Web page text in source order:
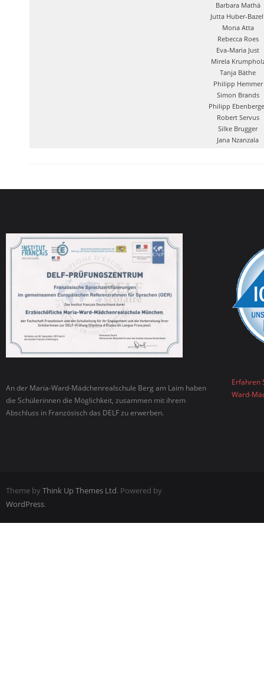
Barbara Mathä
Jutta Huber-
Mona Atta
Rebecca Roes
Eva-Maria Just
Mirela
Tanja Bäthe
Philipp Hemmer
Simon Brands
Philipp
Robert Servus
Silke Brugger
Jana Nzanzala
An der Maria-Ward-Mädchenrealschule Berg am Laim haben
die Schülerinnen die Möglichkeit, zusammen mit ihrem
Abschluss in Französisch das DELF zu erwerben.
Erfahren
Ward-
Theme by Think Up Themes Ltd. Powered by
WordPress.